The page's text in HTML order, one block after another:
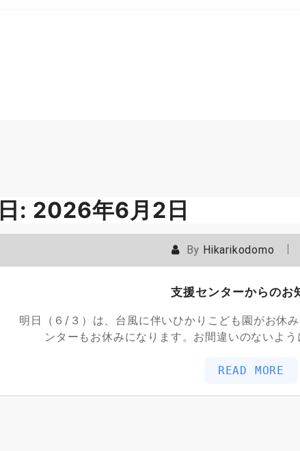
日: 2026年6月2日
By Hikarikodomo
支援センターからのお
明日（６/３）は、台風に伴いひかりこども園がお休
ンターもお休みになります。お間違いのないよう
READ MORE